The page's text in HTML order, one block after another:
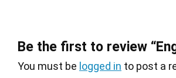
Be the first to review
You must be logged in to post a